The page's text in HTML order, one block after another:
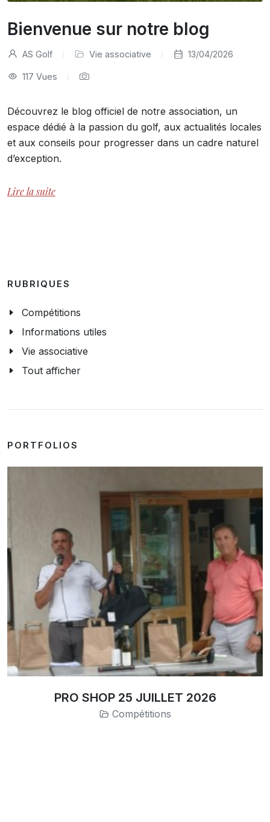
Bienvenue sur notre blog
AS Golf Vie associative 13/04/2026
117 Vues
Découvrez le blog officiel de notre association, un
espace dédié à la passion du golf, aux actualités locales
et aux conseils pour progresser dans un cadre naturel
d’exception.
Lire la suite
RUBRIQUES
Compétitions
Informations utiles
Vie associative
Tout afficher
PORTFOLIOS
PRO SHOP 25 JUILLET 2026
Compétitions